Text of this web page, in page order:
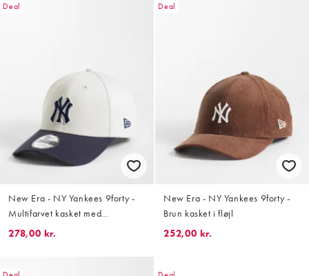
Deal
New Era - NY Yankees 9forty -
Multifarvet kasket med
kontrastfarvet skygge
278,00 kr.
Deal
New Era - NY Yankees 9forty -
Brun kasket i fløjl
252,00 kr.